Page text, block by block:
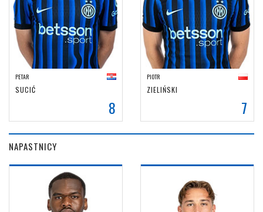
PETAR
SUCIĆ
8
PIOTR
ZIELIŃSKI
7
NAPASTNICY